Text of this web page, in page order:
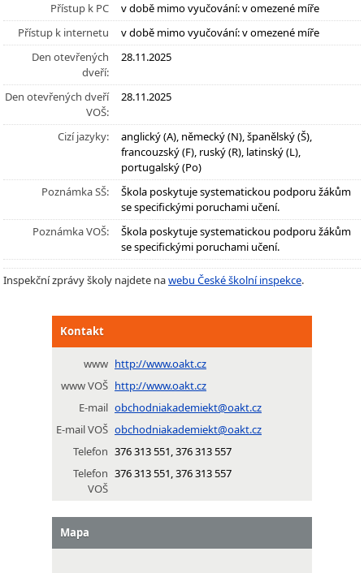
Přístup k PC
v době mimo vyučování: v omezené míře
Přístup k internetu
v době mimo vyučování: v omezené míře
Den otevřených
dveří:
28.11.2025
Den otevřených dveří
VOŠ:
28.11.2025
Cizí jazyky:
anglický (A), německý (N), španělský (Š),
francouzský (F), ruský (R), latinský (L),
portugalský (Po)
Poznámka SŠ:
Škola poskytuje systematickou podporu žákům
se specifickými poruchami učení.
Poznámka VOŠ:
Škola poskytuje systematickou podporu žákům
se specifickými poruchami učení.
Inspekční zprávy školy najdete nawebu České školní inspekce.
Kontakt
www http://www.oakt.cz
www VOŠ http://www.oakt.cz
E-mail obchodniakademiekt@oakt.cz
E-mail VOŠ obchodniakademiekt@oakt.cz
Telefon 376 313 551, 376 313 557
Telefon
VOŠ
376 313 551, 376 313 557
Mapa